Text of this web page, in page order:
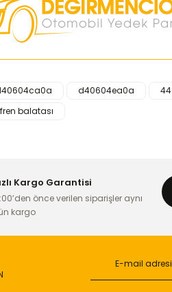
d40604ea0a
balatası
Kargo Garantisi
önce verilen siparişler aynı
kargo